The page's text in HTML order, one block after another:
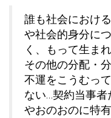
誰も社会におけ
や社会的身分に
く、もって生ま
その他の分配・
不運をこうむっ
ない…契約当事者
やおのおのに特